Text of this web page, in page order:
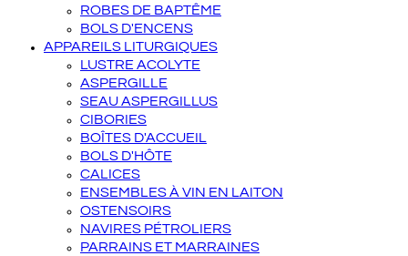
ROBES DE BAPTÊME
BOLS D'ENCENS
APPAREILS LITURGIQUES
LUSTRE ACOLYTE
ASPERGILLE
SEAU ASPERGILLUS
CIBORIES
BOÎTES D'ACCUEIL
BOLS D'HÔTE
CALICES
ENSEMBLES À VIN EN LAITON
OSTENSOIRS
NAVIRES PÉTROLIERS
PARRAINS ET MARRAINES